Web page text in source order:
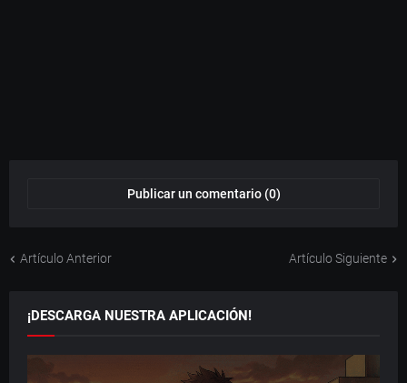
Publicar un comentario (0)
Artículo Anterior Artículo Siguiente
¡DESCARGA NUESTRA APLICACIÓN!